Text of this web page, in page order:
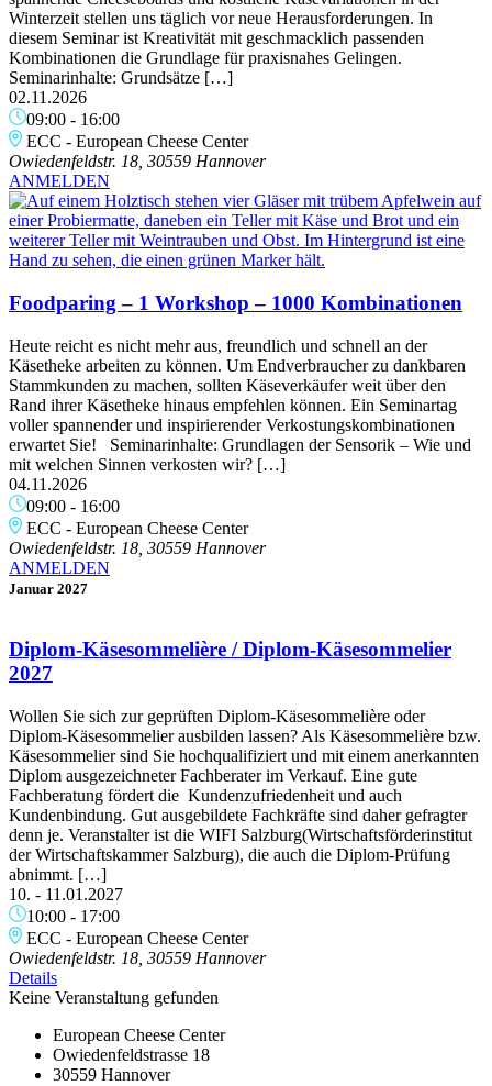
Winterzeit stellen uns täglich vor neue Herausforderungen. In
diesem Seminar ist Kreativität mit geschmacklich passenden
Kombinationen die Grundlage für praxisnahes Gelingen.
Seminarinhalte: Grundsätze […]
02.11.2026
09:00 - 16:00
ECC - European Cheese Center
Owiedenfeldstr. 18, 30559 Hannover
ANMELDEN
Foodparing – 1 Workshop – 1000 Kombinationen
Heute reicht es nicht mehr aus, freundlich und schnell an der
Käsetheke arbeiten zu können. Um Endverbraucher zu dankbaren
Stammkunden zu machen, sollten Käseverkäufer weit über den
Rand ihrer Käsetheke hinaus empfehlen können. Ein Seminartag
voller spannender und inspirierender Verkostungskombinationen
erwartet Sie! Seminarinhalte: Grundlagen der Sensorik – Wie und
mit welchen Sinnen verkosten wir? […]
04.11.2026
09:00 - 16:00
ECC - European Cheese Center
Owiedenfeldstr. 18, 30559 Hannover
ANMELDEN
Januar 2027
Diplom-Käsesommelière / Diplom-Käsesommelier
2027
Wollen Sie sich zur geprüften Diplom-Käsesommelière oder
Diplom-Käsesommelier ausbilden lassen? Als Käsesommelière bzw.
Käsesommelier sind Sie hochqualifiziert und mit einem anerkannten
Diplom ausgezeichneter Fachberater im Verkauf. Eine gute
Fachberatung fördert die Kundenzufriedenheit und auch
Kundenbindung. Gut ausgebildete Fachkräfte sind daher gefragter
denn je. Veranstalter ist die WIFI Salzburg(Wirtschaftsförderinstitut
der Wirtschaftskammer Salzburg), die auch die Diplom-Prüfung
abnimmt. […]
10. - 11.01.2027
10:00 - 17:00
ECC - European Cheese Center
Owiedenfeldstr. 18, 30559 Hannover
Details
Keine Veranstaltung gefunden
European Cheese Center
Owiedenfeldstrasse 18
30559 Hannover